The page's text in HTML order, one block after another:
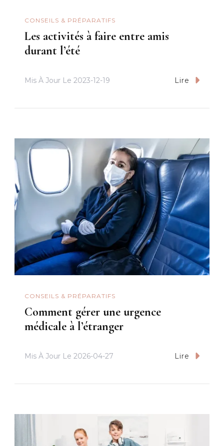
CONSEILS & PRÉPARATIFS
Les activités à faire entre amis
durant l’été
Mis À Jour Le 2023-12-19 Lire
CONSEILS & PRÉPARATIFS
Comment gérer une urgence
médicale à l’étranger
Mis À Jour Le 2026-04-27 Lire